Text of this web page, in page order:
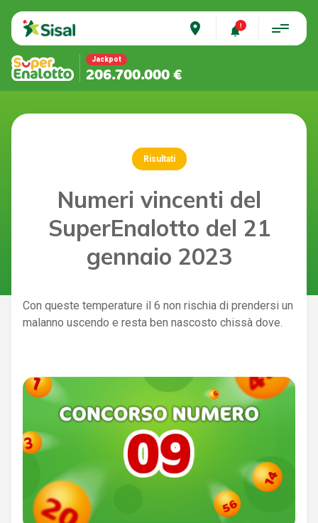
place
Jackpot
206.700.000 €
Risultati
Numeri vincenti del
SuperEnalotto del 21
gennaio 2023
Con queste temperature il 6 non rischia di prendersi un
malanno uscendo e resta ben nascosto chissà dove.